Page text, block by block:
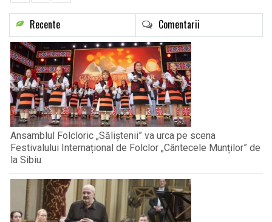
Recente Comentarii
Ansamblul Folcloric „Săliștenii” va urca pe scena
Festivalului Internațional de Folclor „Cântecele Munților” de
la Sibiu